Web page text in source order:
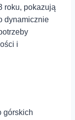
roku, pokazują
dynamicznie‍
i
górskich